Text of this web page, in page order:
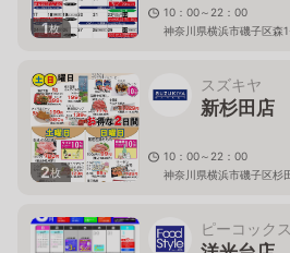
1枚
10：00～22：00
神奈川県横浜市磯子区森
2枚
スズキヤ
新杉田店
10：00～22：00
神奈川県横浜市磯子区
ピーコック